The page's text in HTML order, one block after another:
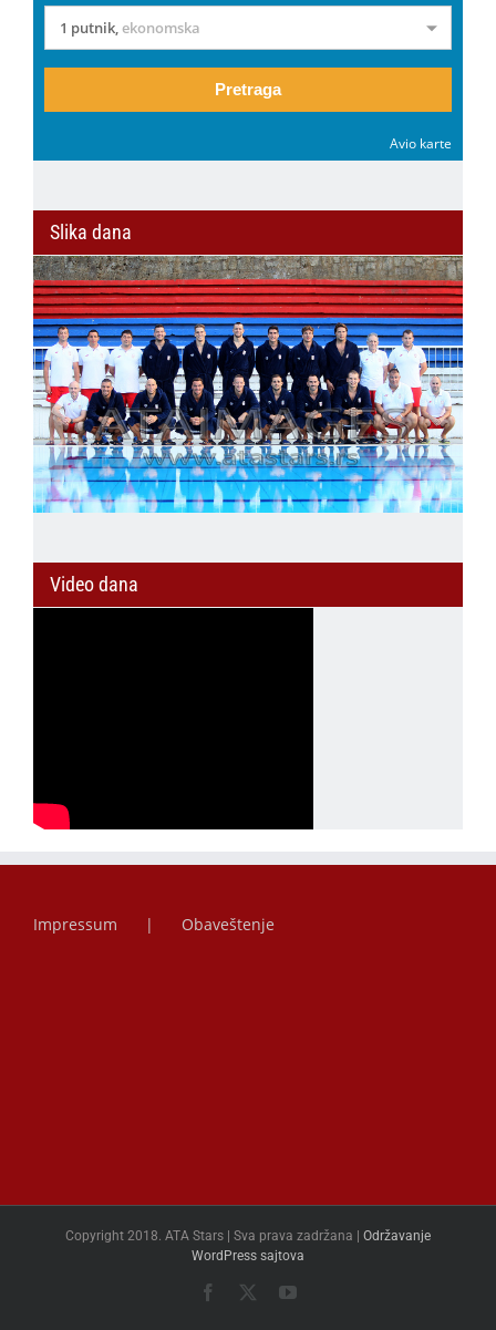
1 putnik,ekonomska
Pretraga
Avio karte
Slika dana
Video dana
Impressum Obaveštenje
Copyright 2018. ATA Stars | Sva prava zadržana | Održavanje
WordPress sajtova
Facebook YouTube